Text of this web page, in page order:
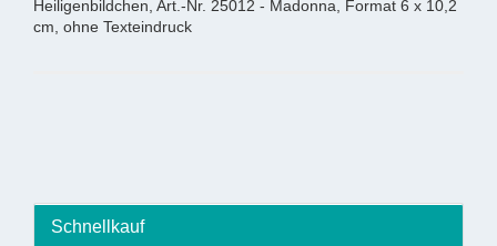
Heiligenbildchen, Art.-Nr. 25012 - Madonna, Format 6 x 10,2
cm, ohne Texteindruck
Schnellkauf